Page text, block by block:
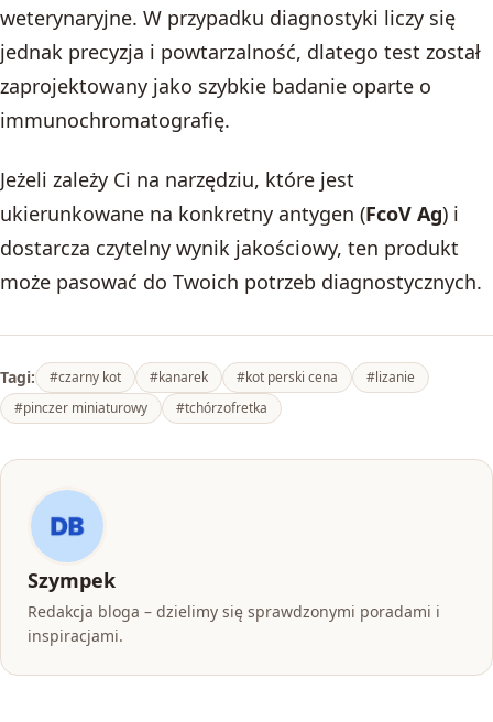
weterynaryjne. W przypadku diagnostyki liczy się
jednak precyzja i powtarzalność, dlatego test został
zaprojektowany jako szybkie badanie oparte o
immunochromatografię.
Jeżeli zależy Ci na narzędziu, które jest
ukierunkowane na konkretny antygen (FcoV Ag) i
dostarcza czytelny wynik jakościowy, ten produkt
może pasować do Twoich potrzeb diagnostycznych.
Tagi: #czarny kot #kanarek #kot perski cena
#lizanie
#pinczer miniaturowy
#tchórzofretka
Szympek
Redakcja bloga – dzielimy się sprawdzonymi poradami i
inspiracjami.